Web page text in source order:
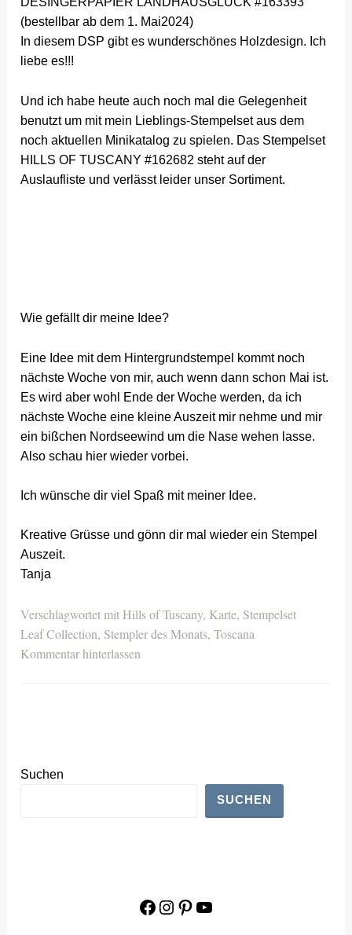
(bestellbar ab dem 1. Mai2024)
In diesem DSP gibt es wunderschönes Holzdesign. Ich
liebe es!!!
Und ich habe heute auch noch mal die Gelegenheit
benutzt um mit mein Lieblings-Stempelset aus dem
noch aktuellen Minikatalog zu spielen. Das Stempelset
HILLS OF TUSCANY #162682 steht auf der
Auslaufliste und verlässt leider unser Sortiment.
Wie gefällt dir meine Idee?
Eine Idee mit dem Hintergrundstempel kommt noch
nächste Woche von mir, auch wenn dann schon Mai ist.
Es wird aber wohl Ende der Woche werden, da ich
nächste Woche eine kleine Auszeit mir nehme und mir
ein bißchen Nordseewind um die Nase wehen lasse.
Also schau hier wieder vorbei.
Ich wünsche dir viel Spaß mit meiner Idee.
Kreative Grüsse und gönn dir mal wieder ein Stempel
Auszeit.
Tanja
Verschlagwortet mitHills of Tuscany, Karte, Stempelset
Leaf Collection, Stempler des Monats,Toscana
Kommentar hinterlassen
Suchen
SUCHEN
Facebook
Instagram
Pinterest
YouTube